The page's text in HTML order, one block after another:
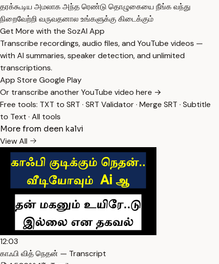
தரக்கூடிய அமலாக அந்த ரெண்டு தொழுகையை நீங்க வந்து
நிறைவேற்றி வருவதனால உங்களுக்கு கிடைக்கும்
Get More with the SozAI App
Transcribe recordings, audio files, and YouTube videos —
with AI summaries, speaker detection, and unlimited
transcriptions.
App Store Google Play
Or transcribe another YouTube video here →
Free tools: TXT to SRT · SRT Validator· Merge SRT · Subtitle
to Text · All tools
More from deen kalvi
View All
12:03
காஃபி வித் நெதன் — Transcript